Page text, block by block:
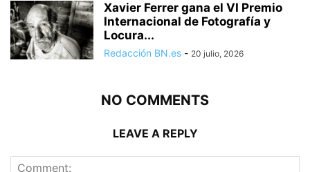
Xavier Ferrer gana el VI Premio
Internacional de Fotografía y
Locura...
Redacción BN.es - 20 julio, 2026
NO COMMENTS
LEAVE A REPLY